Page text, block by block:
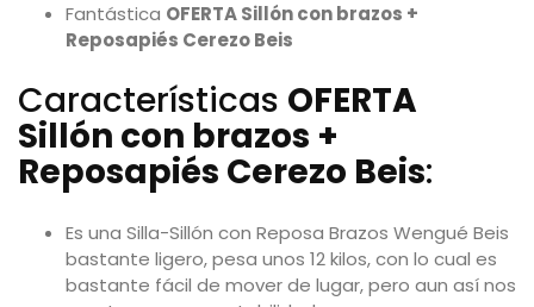
Fantástica OFERTA Sillón con brazos +
Reposapiés Cerezo Beis
Características OFERTA
Sillón con brazos +
Reposapiés Cerezo Beis:
Es una Silla-Sillón con Reposa Brazos Wengué Beis
bastante ligero, pesa unos 12 kilos, con lo cual es
bastante fácil de mover de lugar, pero aun así nos